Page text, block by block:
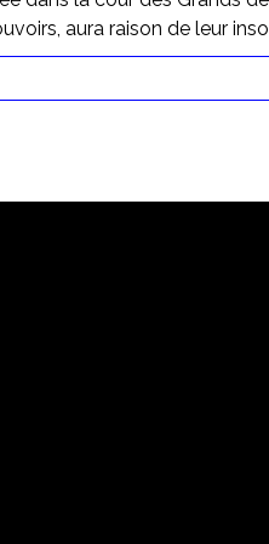
aura raison de leur